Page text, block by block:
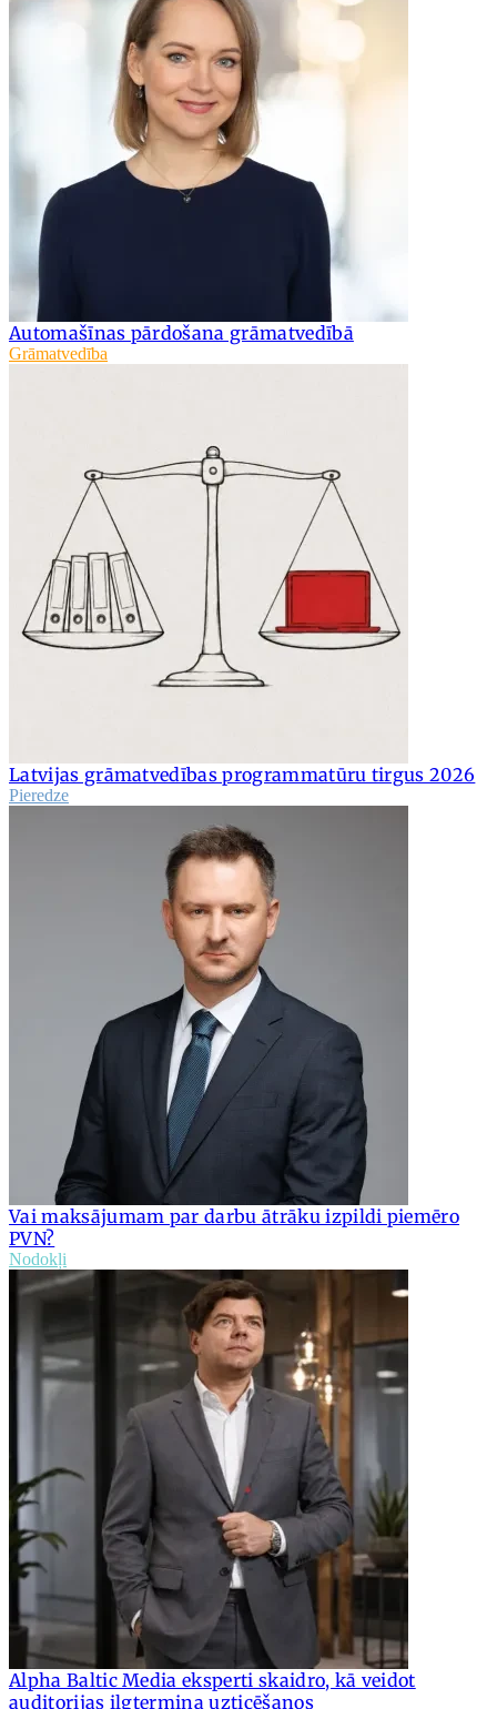
Automašīnas pārdošana grāmatvedībā
Grāmatvedība
Latvijas grāmatvedības programmatūru tirgus 2026
Pieredze
Vai maksājumam par darbu ātrāku izpildi piemēro
PVN?
Nodokļi
Alpha Baltic Media eksperti skaidro, kā veidot
auditorijas ilgtermiņa uzticēšanos